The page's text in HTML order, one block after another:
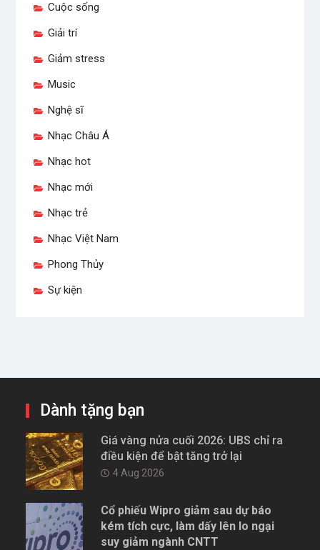
Cuộc sống
Giải trí
Giảm stress
Music
Nghệ sĩ
Nhạc Châu Á
Nhạc hot
Nhạc mới
Nhạc trẻ
Nhạc Việt Nam
Phong Thủy
Sự kiện
Dành tặng bạn
Giá vàng nửa cuối 2026: UBS chỉ ra
điều kiện để bật tăng trở lại
4 Aug 2026
Cổ phiếu Wipro giảm sau dự báo
kém tích cực, làm dấy lên lo ngại
suy giảm ngành CNTT